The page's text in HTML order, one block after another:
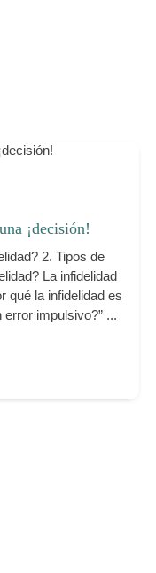
¡decisión!
2. Tipos de
La infidelidad
qué la infidelidad es
impulsivo?” ...